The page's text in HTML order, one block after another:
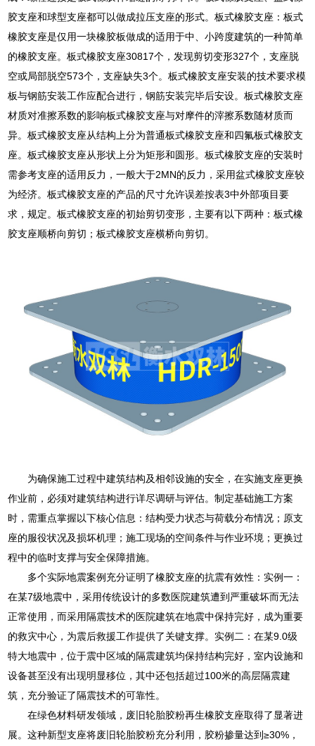
胶支座和球型支座都可以做成拉压支座的形式。板式橡胶支座：板式
橡胶支座是仅用一块橡胶板做成的适用于中、小跨度建筑的一种简单
的橡胶支座。板式橡胶支座30817个，发现剪切变形327个，支座脱
空或局部脱空573个，支座缺失3个。板式橡胶支座安装的技术要求模
板与钢筋安装工作应配合进行，钢筋安装完毕后安设。板式橡胶支座
材质对准擦系数的影响板式橡胶支座与对摩件的滓擦系数随材质而
异。板式橡胶支座从结构上分为普通板式橡胶支座和四氟板式橡胶支
座。板式橡胶支座从形状上分为矩形和圆形。板式橡胶支座的安装时
需参考支座的适用反力，一般大于2MN的反力，采用盆式橡胶支座较
为经济。板式橡胶支座的产品的尺寸允许误差按表3中外部项目要
求，规定。板式橡胶支座的初始剪切变形，主要有以下两种：板式橡
胶支座顺桥向剪切；板式橡胶支座横桥向剪切。
为确保施工过程中建筑结构及相邻设施的安全，在实施支座更换
作业前，必须对建筑结构进行详尽调研与评估。制定基础施工方案
时，需重点掌握以下核心信息：结构受力状态与荷载分布情况；原支
座的服役状况及损坏机理；施工现场的空间条件与作业环境；更换过
程中的临时支撑与安全保障措施。
多个实际地震案例充分证明了橡胶支座的抗震有效性：实例一：
在某7级地震中，采用传统设计的多数医院建筑遭到严重破坏而无法
正常使用，而采用隔震技术的医院建筑在地震中保持完好，成为重要
的救灾中心，为震后救援工作提供了关键支撑。实例二：在某9.0级
特大地震中，位于震中区域的隔震建筑均保持结构完好，室内设施和
设备甚至没有出现明显移位，其中还包括超过100米的高层隔震建
筑，充分验证了隔震技术的可靠性。
在绿色材料研发领域，废旧轮胎胶粉再生橡胶支座取得了显著进
展。这种新型支座将废旧轮胎胶粉充分利用，胶粉掺量达到≥30%，